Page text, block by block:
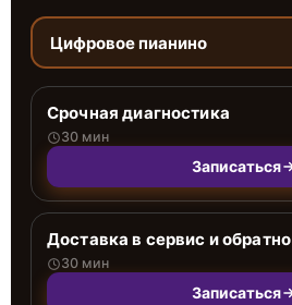
Цифровое пианино
Срочная диагностика
30 мин
Записаться
Доставка в сервис и обратно
30 мин
Записаться